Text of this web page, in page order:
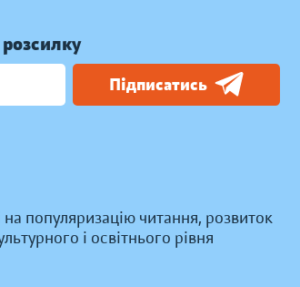
Підписатись
популяризацію читання, розвиток
і освітнього рівня